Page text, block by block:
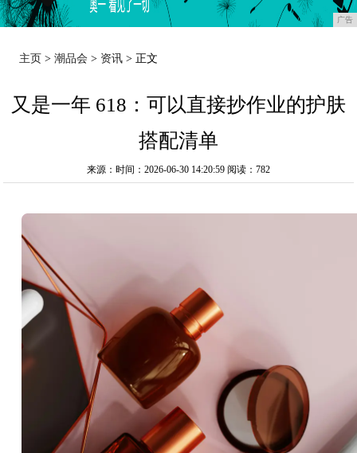
广告
主页 >潮品会 > 资讯 > 正文
又是一年 618：可以直接抄作业的护肤
搭配清单
来源：时间：2026-06-30 14:20:59 阅读：782